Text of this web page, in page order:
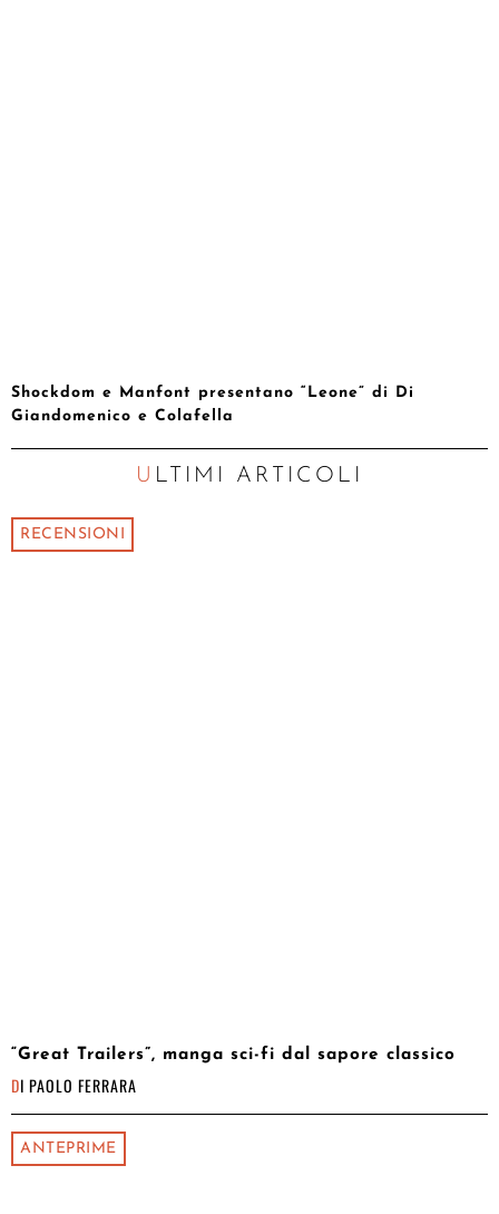
Shockdom e Manfont presentano “Leone” di Di
Giandomenico e Colafella
ULTIMI ARTICOLI
RECENSIONI
“Great Trailers”, manga sci-fi dal sapore classico
DI PAOLO FERRARA
ANTEPRIME